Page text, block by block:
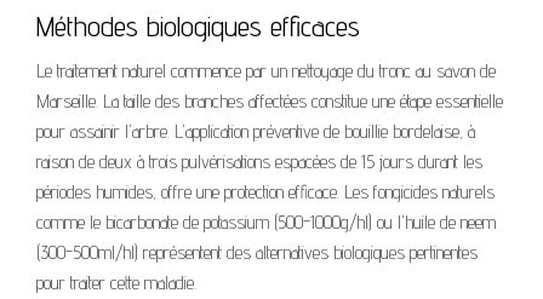
Méthodes biologiques efficaces
Le traitement naturel commence par un nettoyage du tronc au savon de
Marseille. La taille des branches affectées constitue une étape essentielle
pour assainir l'arbre. L'application préventive de bouillie bordelaise, à
raison de deux à trois pulvérisations espacées de 15 jours durant les
périodes humides, offre une protection efficace. Les fongicides naturels
comme le bicarbonate de potassium (500-1000g/hl) ou l'huile de neem
(300-500ml/hl) représentent des alternatives biologiques pertinentes
pour traiter cette maladie.